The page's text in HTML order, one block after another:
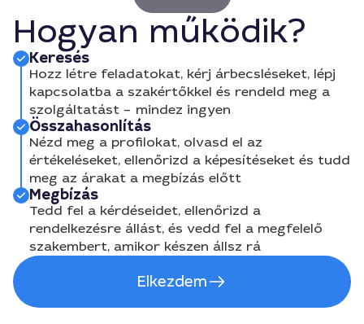
Hogyan működik?
Keresés
Hozz létre feladatokat, kérj árbecsléseket, lépj
kapcsolatba a szakértőkkel és rendeld meg a
szolgáltatást – mindez ingyen
Összahasonlítás
Nézd meg a profilokat, olvasd el az
értékeléseket, ellenőrizd a képesítéseket és tudd
meg az árakat a megbízás előtt
Megbízás
Tedd fel a kérdéseidet, ellenőrizd a
rendelkezésre állást, és vedd fel a megfelelő
szakembert, amikor készen állsz rá
Elkezdem